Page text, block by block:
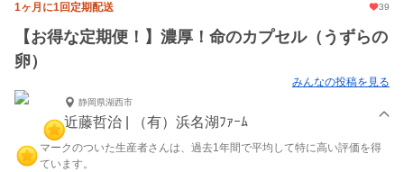
1ヶ月に1回定期配送 39
【お得な定期便！】濃厚！命のカプセル（うずらの
卵）
みんなの投稿を見る
静岡県湖西市
近藤哲治 | （有）浜名湖ﾌｧｰﾑ
マークのついた生産者さんは、過去1年間で平均して特に高い評価を得
ています。